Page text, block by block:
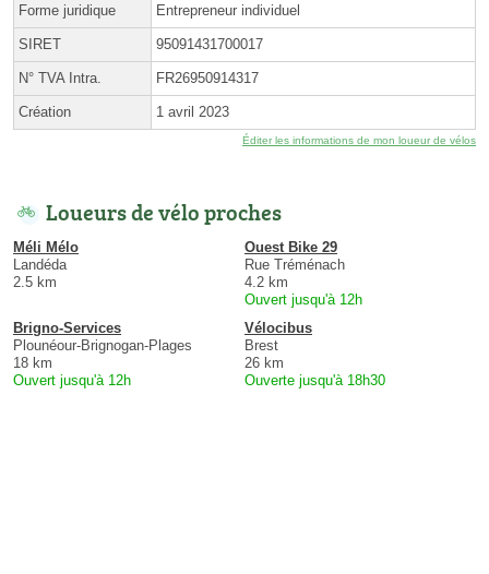
Forme juridique Entrepreneur individuel
SIRET 95091431700017
N° TVA Intra. FR26950914317
Création 1 avril 2023
Éditer les informations de mon loueur de vélos
Loueurs de vélo proches
Méli Mélo
Landéda
2.5 km
Ouest Bike 29
Rue Tréménach
4.2 km
Ouvert jusqu'à 12h
Brigno-Services
Plounéour-Brignogan-Plages
18 km
Ouvert jusqu'à 12h
Vélocibus
Brest
26 km
Ouverte jusqu'à 18h30